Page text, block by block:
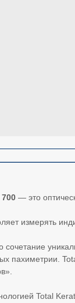
— это
измерять
пахиметрии.
Total